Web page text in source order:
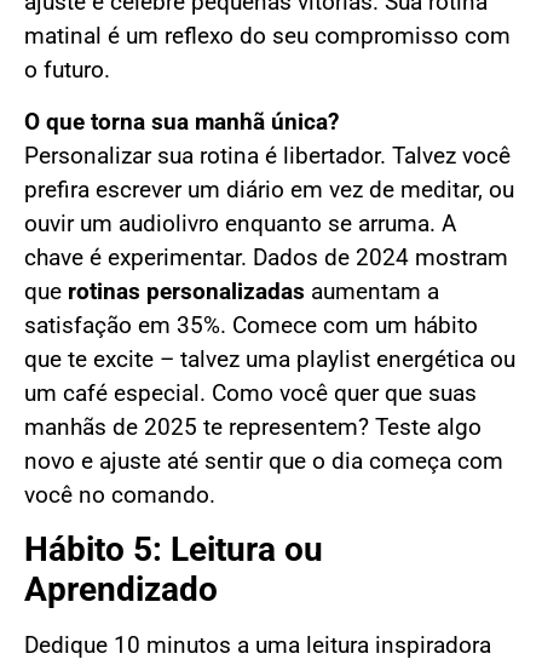
matinal é um reflexo do seu compromisso com
o futuro.
O que torna sua manhã única?
Personalizar sua rotina é libertador. Talvez você
prefira escrever um diário em vez de meditar, ou
ouvir um audiolivro enquanto se arruma. A
chave é experimentar. Dados de 2024 mostram
que rotinas personalizadas aumentam a
satisfação em 35%. Comece com um hábito
que te excite – talvez uma playlist energética ou
um café especial. Como você quer que suas
manhãs de 2025 te representem? Teste algo
novo e ajuste até sentir que o dia começa com
você no comando.
Hábito 5: Leitura ou
Aprendizado
Dedique 10 minutos a uma leitura inspiradora